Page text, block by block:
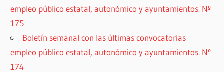
empleo público estatal, autonómico y ayuntamientos. Nº
175
Boletín semanal con las últimas convocatorias
empleo público estatal, autonómico y ayuntamientos. Nº
174